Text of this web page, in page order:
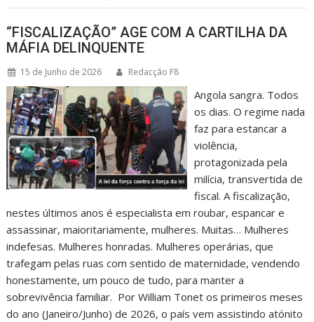
“FISCALIZAÇÃO” AGE COM A CARTILHA DA
MÁFIA DELINQUENTE
15 de Junho de 2026 Redacção F8
Angola sangra. Todos
os dias. O regime nada
faz para estancar a
violência,
protagonizada pela
milícia, transvertida de
fiscal. A fiscalização,
nestes últimos anos é especialista em roubar, espancar e
assassinar, maioritariamente, mulheres. Muitas… Mulheres
indefesas. Mulheres honradas. Mulheres operárias, que
trafegam pelas ruas com sentido de maternidade, vendendo
honestamente, um pouco de tudo, para manter a
sobrevivência familiar. Por William Tonet os primeiros meses
do ano (Janeiro/Junho) de 2026, o país vem assistindo atónito